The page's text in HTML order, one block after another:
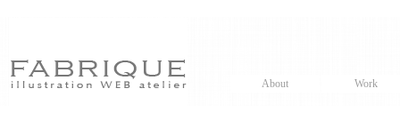
About Work